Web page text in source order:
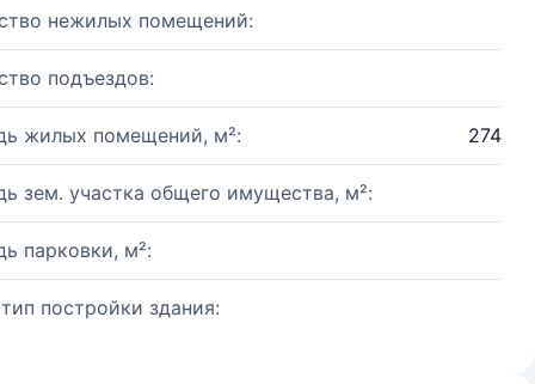
нежилых помещений:
подъездов:
жилых помещений, м²: 274
зем. участка общего имущества, м²:
парковки, м²:
постройки здания: